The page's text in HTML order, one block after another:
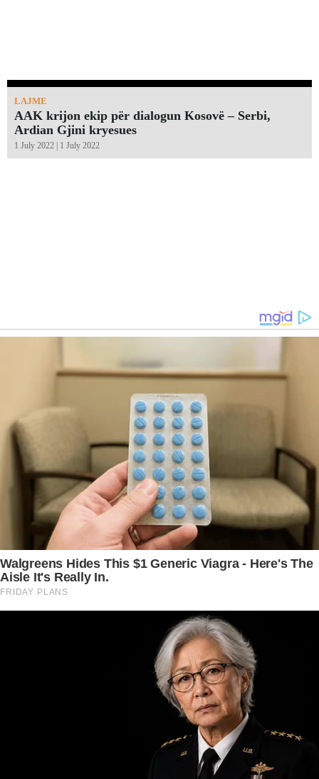
LAJME
AAK krijon ekip për dialogun Kosovë – Serbi,
Ardian Gjini kryesues
1 July 2022 | 1 July 2022